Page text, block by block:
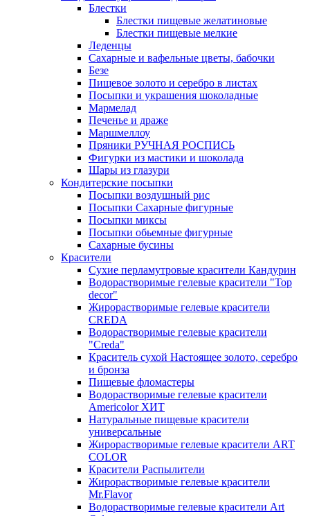
Блестки
Блестки пищевые желатиновые
Блестки пищевые мелкие
Леденцы
Сахарные и вафельные цветы, бабочки
Безе
Пищевое золото и серебро в листах
Посыпки и украшения шоколадные
Мармелад
Печенье и драже
Маршмеллоу
Пряники РУЧНАЯ РОСПИСЬ
Фигурки из мастики и шоколада
Шары из глазури
Кондитерские посыпки
Посыпки воздушный рис
Посыпки Сахарные фигурные
Посыпки миксы
Посыпки обьемные фигурные
Сахарные бусины
Красители
Сухие перламутровые красители Кандурин
Водорастворимые гелевые красители "Top
decor"
Жирорастворимые гелевые красители
CREDA
Водорастворимые гелевые красители
"Creda"
Краситель сухой Настоящее золото, серебро
и бронза
Пищевые фломастеры
Водорастворимые гелевые красители
Americolor ХИТ
Натуральные пищевые красители
универсальные
Жирорастворимые гелевые красители ART
COLOR
Красители Распылители
Жирорастворимые гелевые красители
Mr.Flavor
Водорастворимые гелевые красители Art